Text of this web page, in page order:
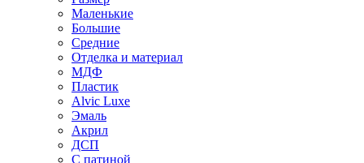
Маленькие
Большие
Средние
Отделка и материал
МДФ
Пластик
Alvic Luxe
Эмаль
Акрил
ДСП
С патиной